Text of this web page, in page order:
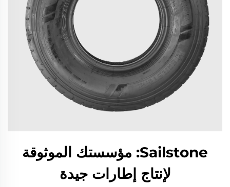
Sailstone: مؤسستك الموثوقة
لإنتاج إطارات جيدة